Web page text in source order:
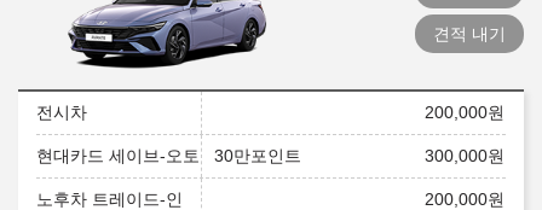
견적 내기
전시차 200,000원
현대카드 세이브-오토 30만포인트 300,000원
노후차 트레이드-인
200,000원